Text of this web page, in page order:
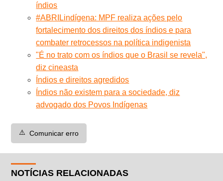
índios
#ABRILindígena: MPF realiza ações pelo
fortalecimento dos direitos dos índios e para
combater retrocessos na política indigenista
"É no trato com os índios que o Brasil se revela",
diz cineasta
Índios e direitos agredidos
Índios não existem para a sociedade, diz
advogado dos Povos Indígenas
⚠️ Comunicar erro
NOTÍCIAS RELACIONADAS